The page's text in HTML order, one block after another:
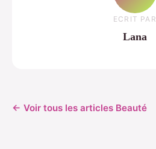
ECRIT PAR
Lana
← Voir tous les articles Beauté